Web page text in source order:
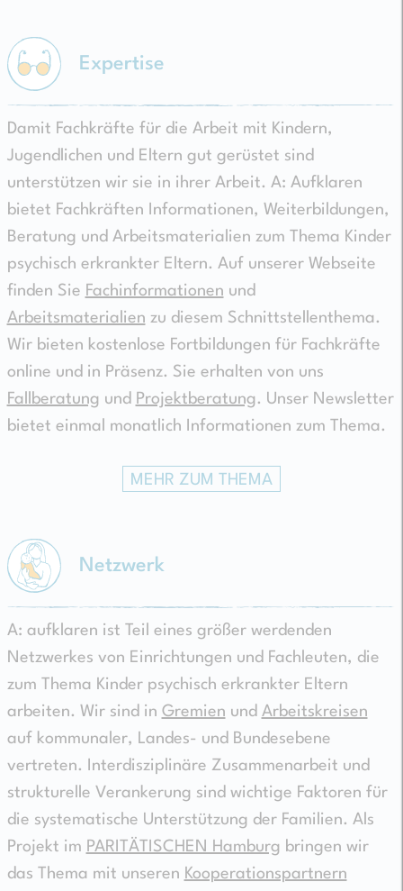
Expertise
Damit Fachkräfte für die Arbeit mit Kindern,
Jugendlichen und Eltern gut gerüstet sind
unterstützen wir sie in ihrer Arbeit. A: Aufklaren
bietet Fachkräften Informationen, Weiterbildungen,
Beratung und Arbeitsmaterialien zum Thema Kinder
psychisch erkrankter Eltern. Auf unserer Webseite
finden Sie Fachinformationen und
Arbeitsmaterialien zu diesem Schnittstellenthema.
Wir bieten kostenlose Fortbildungen für Fachkräfte
online und in Präsenz. Sie erhalten von uns
Fallberatung und Projektberatung. Unser Newsletter
bietet einmal monatlich Informationen zum Thema.
MEHR ZUM THEMA
Netzwerk
A: aufklaren ist Teil eines größer werdenden
Netzwerkes von Einrichtungen und Fachleuten, die
zum Thema Kinder psychisch erkrankter Eltern
arbeiten. Wir sind in Gremien und Arbeitskreisen
auf kommunaler, Landes- und Bundesebene
vertreten. Interdisziplinäre Zusammenarbeit und
strukturelle Verankerung sind wichtige Faktoren für
die systematische Unterstützung der Familien. Als
Projekt im PARITÄTISCHEN Hamburg bringen wir
das Thema mit unseren Kooperationspartnern